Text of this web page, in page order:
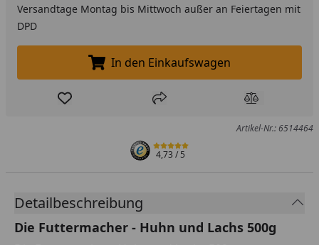
Versandtage Montag bis Mittwoch außer an Feiertagen mit
DPD
In den Einkaufswagen legen
In den Einkaufswagen
Produkt zur Wunschliste hinzufügen
Teilen Produkt
Artikel-Nr.: 6514464
4,73/ 5
Detailbeschreibung
Die Futtermacher - Huhn und Lachs 500g